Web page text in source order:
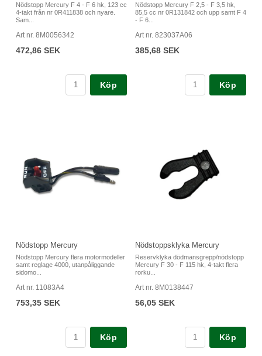
Nödstopp Mercury F 4 - F 6 hk, 123 cc
4-takt från nr 0R411838 och nyare.
Sam...
Art nr. 8M0056342
472,86 SEK
Köp
Nödstopp Mercury F 2,5 - F 3,5 hk,
85,5 cc nr 0R131842 och upp samt F 4
- F 6...
Art nr. 823037A06
385,68 SEK
Köp
Nödstopp Mercury
Nödstopp Mercury flera motormodeller
samt reglage 4000, utanpåliggande
sidomo...
Art nr. 11083A4
753,35 SEK
Köp
Nödstoppsklyka Mercury
Reservklyka dödmansgrepp/nödstopp
Mercury F 30 - F 115 hk, 4-takt flera
rorku...
Art nr. 8M0138447
56,05 SEK
Köp